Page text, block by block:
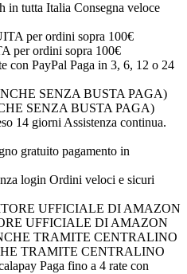
Consegna veloce
per ordini sopra 100€
Paga in 3, 6, 12 o 24
SENZA BUSTA PAGA)
Assistenza continua.
pagamento in
Ordini veloci e sicuri
UFFICIALE DI AMAZON
TRAMITE CENTRALINO
Paga fino a 4 rate con